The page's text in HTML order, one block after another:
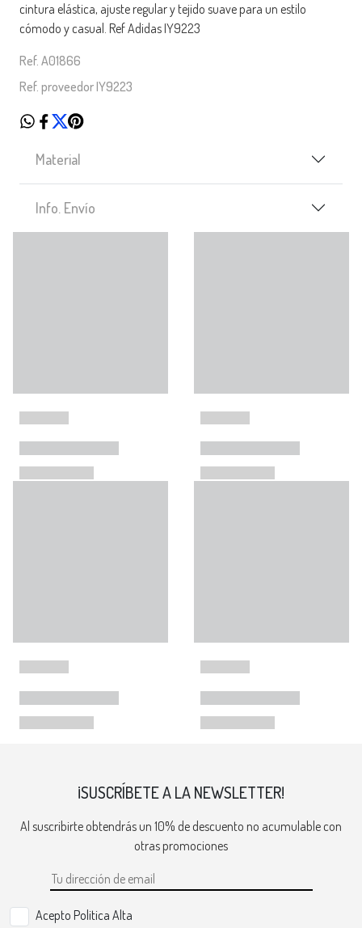
cintura elástica, ajuste regular y tejido suave para un estilo
cómodo y casual. Ref Adidas IY9223
Ref. A01866
Ref. proveedor IY9223
Material
Info. Envío
¡SUSCRÍBETE A LA NEWSLETTER!
Al suscribirte obtendrás un 10% de descuento no acumulable con
otras promociones
Acepto Politica Alta